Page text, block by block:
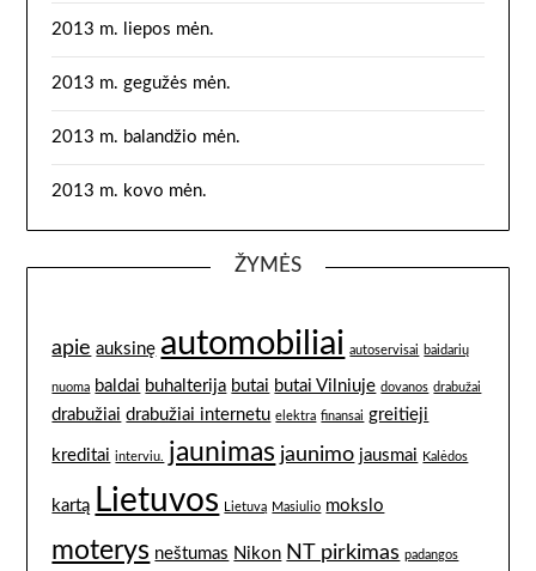
2013 m. liepos mėn.
2013 m. gegužės mėn.
2013 m. balandžio mėn.
2013 m. kovo mėn.
ŽYMĖS
apie auksinę automobiliai autoservisai baidarių
nuoma baldai buhalterija butai butai Vilniuje dovanos drabužai
drabužiai drabužiai internetu elektra finansai greitieji
kreditai interviu. jaunimas jaunimo jausmai Kalėdos
kartą Lietuvos Lietuvą Masiulio mokslo
moterys neštumas Nikon NT pirkimas padangos